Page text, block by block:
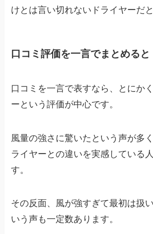
けとは言い切れないドライヤーだ
口コミ評価を一言でまとめると
口コミを一言で表すなら、とにか
ーという評価が中心です。
風量の強さに驚いたという声が多
ライヤーとの違いを実感している
す。
その反面、風が強すぎて最初は扱
いう声も一定数あります。